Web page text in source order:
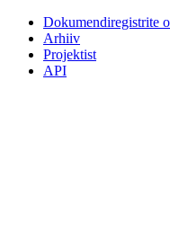
Dokumendiregistrite
Arhiiv
Projektist
API